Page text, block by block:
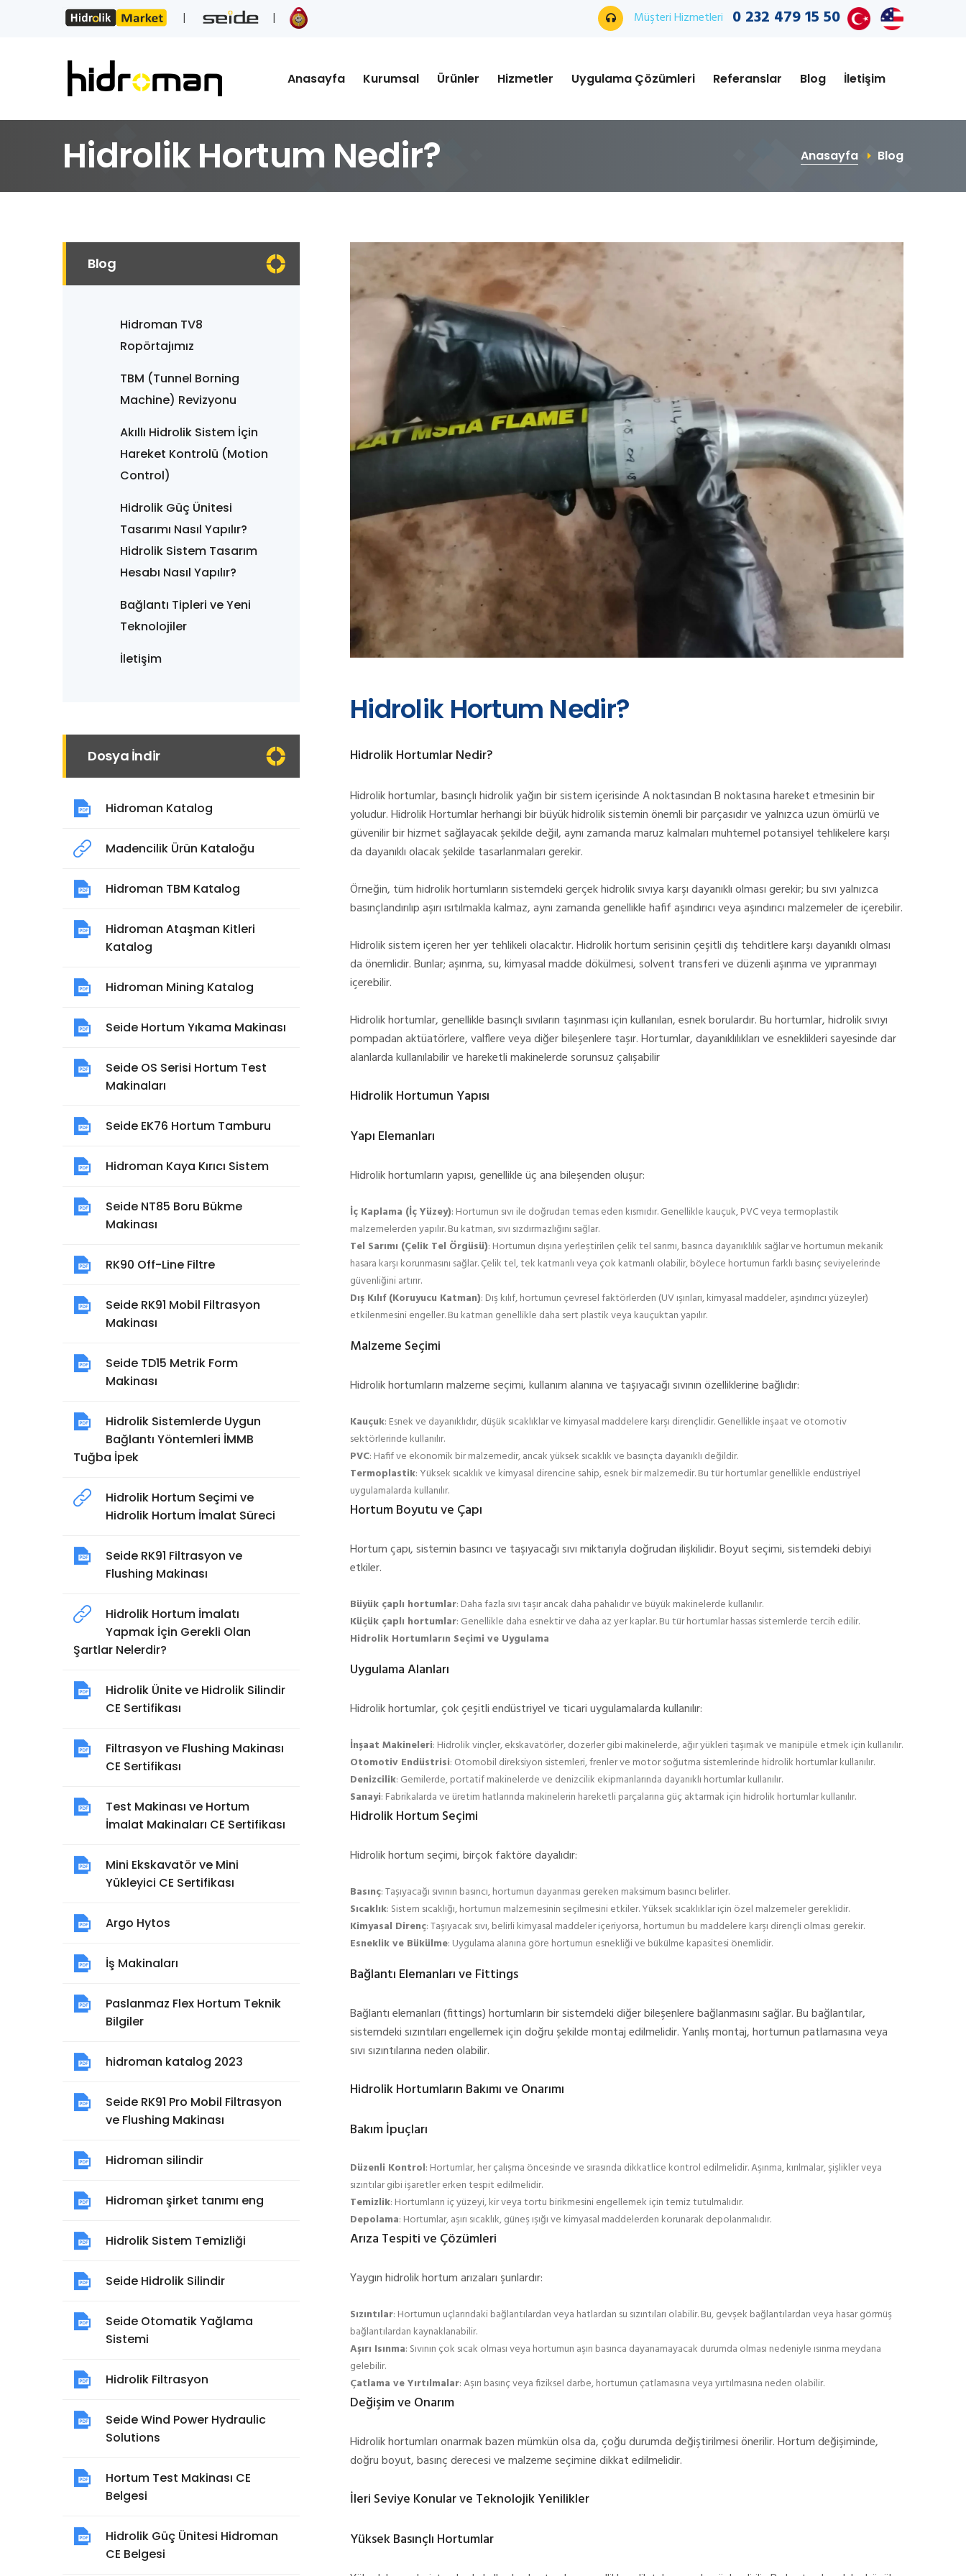
Müşteri Hizmetleri 0 232 479 15 50
Anasayfa Kurumsal Ürünler Hizmetler Uygulama Çözümleri Referanslar Blog İletişim
Hidrolik Hortum Nedir? Anasayfa Blog
Hidrolik Hortum Nedir?
Hidrolik Hortumlar Nedir?
Hidrolik hortumlar, basınçlı hidrolik yağın bir sistem içerisinde A noktasından B noktasına hareket etmesinin bir
yoludur. Hidrolik Hortumlar herhangi bir büyük hidrolik sistemin önemli bir parçasıdır ve yalnızca uzun ömürlü ve
güvenilir bir hizmet sağlayacak şekilde değil, aynı zamanda maruz kalmaları muhtemel potansiyel tehlikelere karşı
da dayanıklı olacak şekilde tasarlanmaları gerekir.
Örneğin, tüm hidrolik hortumların sistemdeki gerçek hidrolik sıvıya karşı dayanıklı olması gerekir; bu sıvı yalnızca
basınçlandırılıp aşırı ısıtılmakla kalmaz, aynı zamanda genellikle hafif aşındırıcı veya aşındırıcı malzemeler de içerebilir.
Hidrolik sistem içeren her yer tehlikeli olacaktır. Hidrolik hortum serisinin çeşitli dış tehditlere karşı dayanıklı olması
da önemlidir. Bunlar; aşınma, su, kimyasal madde dökülmesi, solvent transferi ve düzenli aşınma ve yıpranmayı
içerebilir.
Hidrolik hortumlar, genellikle basınçlı sıvıların taşınması için kullanılan, esnek borulardır. Bu hortumlar, hidrolik sıvıyı
pompadan aktüatörlere, valflere veya diğer bileşenlere taşır. Hortumlar, dayanıklılıkları ve esneklikleri sayesinde dar
alanlarda kullanılabilir ve hareketli makinelerde sorunsuz çalışabilir
Hidrolik Hortumun Yapısı
Yapı Elemanları
Hidrolik hortumların yapısı, genellikle üç ana bileşenden oluşur:
İç Kaplama (İç Yüzey): Hortumun sıvı ile doğrudan temas eden kısmıdır. Genellikle kauçuk, PVC veya termoplastik
malzemelerden yapılır. Bu katman, sıvı sızdırmazlığını sağlar.
Tel Sarımı (Çelik Tel Örgüsü): Hortumun dışına yerleştirilen çelik tel sarımı, basınca dayanıklılık sağlar ve hortumun mekanik
hasara karşı korunmasını sağlar. Çelik tel, tek katmanlı veya çok katmanlı olabilir, böylece hortumun farklı basınç seviyelerinde
güvenliğini artırır.
Dış Kılıf (Koruyucu Katman): Dış kılıf, hortumun çevresel faktörlerden (UV ışınları, kimyasal maddeler, aşındırıcı yüzeyler)
etkilenmesini engeller. Bu katman genellikle daha sert plastik veya kauçuktan yapılır.
Malzeme Seçimi
Hidrolik hortumların malzeme seçimi, kullanım alanına ve taşıyacağı sıvının özelliklerine bağlıdır:
Kauçuk: Esnek ve dayanıklıdır, düşük sıcaklıklar ve kimyasal maddelere karşı dirençlidir. Genellikle inşaat ve otomotiv
sektörlerinde kullanılır.
PVC: Hafif ve ekonomik bir malzemedir, ancak yüksek sıcaklık ve basınçta dayanıklı değildir.
Termoplastik: Yüksek sıcaklık ve kimyasal direncine sahip, esnek bir malzemedir. Bu tür hortumlar genellikle endüstriyel
uygulamalarda kullanılır.
Hortum Boyutu ve Çapı
Hortum çapı, sistemin basıncı ve taşıyacağı sıvı miktarıyla doğrudan ilişkilidir. Boyut seçimi, sistemdeki debiyi
etkiler.
Büyük çaplı hortumlar: Daha fazla sıvı taşır ancak daha pahalıdır ve büyük makinelerde kullanılır.
Küçük çaplı hortumlar: Genellikle daha esnektir ve daha az yer kaplar. Bu tür hortumlar hassas sistemlerde tercih edilir.
Hidrolik Hortumların Seçimi ve Uygulama
Uygulama Alanları
Hidrolik hortumlar, çok çeşitli endüstriyel ve ticari uygulamalarda kullanılır:
İnşaat Makineleri: Hidrolik vinçler, ekskavatörler, dozerler gibi makinelerde, ağır yükleri taşımak ve manipüle etmek için kullanılır.
Otomotiv Endüstrisi: Otomobil direksiyon sistemleri, frenler ve motor soğutma sistemlerinde hidrolik hortumlar kullanılır.
Denizcilik: Gemilerde, portatif makinelerde ve denizcilik ekipmanlarında dayanıklı hortumlar kullanılır.
Sanayi: Fabrikalarda ve üretim hatlarında makinelerin hareketli parçalarına güç aktarmak için hidrolik hortumlar kullanılır.
Hidrolik Hortum Seçimi
Hidrolik hortum seçimi, birçok faktöre dayalıdır:
Basınç: Taşıyacağı sıvının basıncı, hortumun dayanması gereken maksimum basıncı belirler.
Sıcaklık: Sistem sıcaklığı, hortumun malzemesinin seçilmesini etkiler. Yüksek sıcaklıklar için özel malzemeler gereklidir.
Kimyasal Direnç: Taşıyacak sıvı, belirli kimyasal maddeler içeriyorsa, hortumun bu maddelere karşı dirençli olması gerekir.
Esneklik ve Bükülme: Uygulama alanına göre hortumun esnekliği ve bükülme kapasitesi önemlidir.
Bağlantı Elemanları ve Fittings
Bağlantı elemanları (fittings) hortumların bir sistemdeki diğer bileşenlere bağlanmasını sağlar. Bu bağlantılar,
sistemdeki sızıntıları engellemek için doğru şekilde montaj edilmelidir. Yanlış montaj, hortumun patlamasına veya
sıvı sızıntılarına neden olabilir.
Hidrolik Hortumların Bakımı ve Onarımı
Bakım İpuçları
Düzenli Kontrol: Hortumlar, her çalışma öncesinde ve sırasında dikkatlice kontrol edilmelidir. Aşınma, kırılmalar, şişlikler veya
sızıntılar gibi işaretler erken tespit edilmelidir.
Temizlik: Hortumların iç yüzeyi, kir veya tortu birikmesini engellemek için temiz tutulmalıdır.
Depolama: Hortumlar, aşırı sıcaklık, güneş ışığı ve kimyasal maddelerden korunarak depolanmalıdır.
Arıza Tespiti ve Çözümleri
Yaygın hidrolik hortum arızaları şunlardır:
Sızıntılar: Hortumun uçlarındaki bağlantılardan veya hatlardan su sızıntıları olabilir. Bu, gevşek bağlantılardan veya hasar görmüş
bağlantılardan kaynaklanabilir.
Aşırı Isınma: Sıvının çok sıcak olması veya hortumun aşırı basınca dayanamayacak durumda olması nedeniyle ısınma meydana
gelebilir.
Çatlama ve Yırtılmalar: Aşırı basınç veya fiziksel darbe, hortumun çatlamasına veya yırtılmasına neden olabilir.
Değişim ve Onarım
Hidrolik hortumları onarmak bazen mümkün olsa da, çoğu durumda değiştirilmesi önerilir. Hortum değişiminde,
doğru boyut, basınç derecesi ve malzeme seçimine dikkat edilmelidir.
İleri Seviye Konular ve Teknolojik Yenilikler
Yüksek Basınçlı Hortumlar
Blog
Hidroman TV8
Ropörtajımız
TBM (Tunnel Borning
Machine) Revizyonu
Akıllı Hidrolik Sistem İçin
Hareket Kontrolü (Motion
Control)
Hidrolik Güç Ünitesi
Tasarımı Nasıl Yapılır?
Hidrolik Sistem Tasarım
Hesabı Nasıl Yapılır?
Bağlantı Tipleri ve Yeni
Teknolojiler
İletişim
Dosya İndir
Hidroman Katalog
Madencilik Ürün Kataloğu
Hidroman TBM Katalog
Hidroman Ataşman Kitleri
Katalog
Hidroman Mining Katalog
Seide Hortum Yıkama Makinası
Seide OS Serisi Hortum Test
Makinaları
Seide EK76 Hortum Tamburu
Hidroman Kaya Kırıcı Sistem
Seide NT85 Boru Bükme
Makinası
RK90 Off-Line Filtre
Seide RK91 Mobil Filtrasyon
Makinası
Seide TD15 Metrik Form
Makinası
Hidrolik Sistemlerde Uygun
Bağlantı Yöntemleri İMMB
Tuğba İpek
Hidrolik Hortum Seçimi ve
Hidrolik Hortum İmalat Süreci
Seide RK91 Filtrasyon ve
Flushing Makinası
Hidrolik Hortum İmalatı
Yapmak İçin Gerekli Olan
Şartlar Nelerdir?
Hidrolik Ünite ve Hidrolik Silindir
CE Sertifikası
Filtrasyon ve Flushing Makinası
CE Sertifikası
Test Makinası ve Hortum
İmalat Makinaları CE Sertifikası
Mini Ekskavatör ve Mini
Yükleyici CE Sertifikası
Argo Hytos
İş Makinaları
Paslanmaz Flex Hortum Teknik
Bilgiler
hidroman katalog 2023
Seide RK91 Pro Mobil Filtrasyon
ve Flushing Makinası
Hidroman silindir
Hidroman şirket tanımı eng
Hidrolik Sistem Temizliği
Seide Hidrolik Silindir
Seide Otomatik Yağlama
Sistemi
Hidrolik Filtrasyon
Seide Wind Power Hydraulic
Solutions
Hortum Test Makinası CE
Belgesi
Hidrolik Güç Ünitesi Hidroman
CE Belgesi